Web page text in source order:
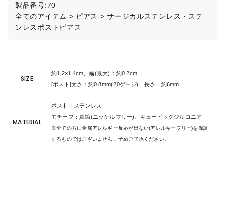
製品番号:70
全てのアイテム > ピアス >サージカルステンレス・ステ
ンレスポストピアス
SIZE
約1.2×1.4cm、幅(最大)：約0.2cm
[ポスト]太さ：約0.8mm(20ゲージ)、長さ：約6mm
MATERIAL
ポスト：ステンレス
モチーフ：真鍮(ニッケルフリー)、キュービックジルコニア
※全ての方に金属アレルギー反応が出ない(アレルギーフリー)を保証
するものではございません。予めご了承ください。